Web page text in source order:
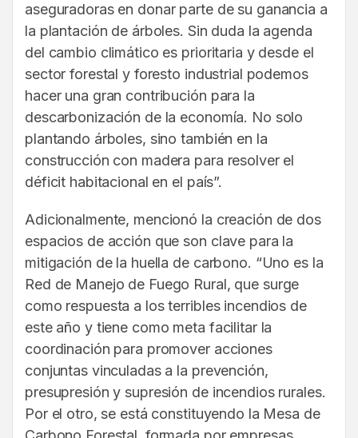
aseguradoras en donar parte de su ganancia a
la plantación de árboles. Sin duda la agenda
del cambio climático es prioritaria y desde el
sector forestal y foresto industrial podemos
hacer una gran contribución para la
descarbonización de la economía. No solo
plantando árboles, sino también en la
construcción con madera para resolver el
déficit habitacional en el país”.
Adicionalmente, mencionó la creación de dos
espacios de acción que son clave para la
mitigación de la huella de carbono. “Uno es la
Red de Manejo de Fuego Rural, que surge
como respuesta a los terribles incendios de
este año y tiene como meta facilitar la
coordinación para promover acciones
conjuntas vinculadas a la prevención,
presupresión y supresión de incendios rurales.
Por el otro, se está constituyendo la Mesa de